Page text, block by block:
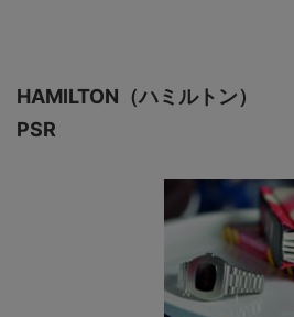
HAMILTON（ハミルトン）
PSR